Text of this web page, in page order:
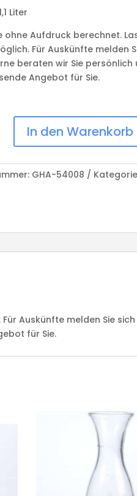
Liter
ohne Aufdruck berechnet.
Für Auskünfte melden
beraten wir Sie persönlich
Angebot für Sie.
In den Warenkorb
GHA-54008
Auskünfte melden Sie
für Sie.